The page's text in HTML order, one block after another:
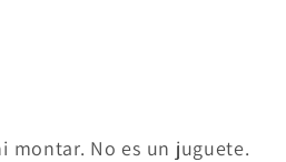
montar. No es un juguete.